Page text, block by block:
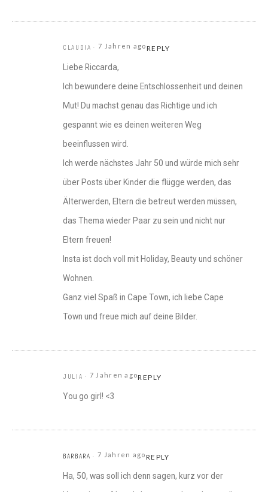
CLAUDIA 7 Jahren agoREPLY
Liebe Riccarda,
Ich bewundere deine Entschlossenheit und deinen
Mut! Du machst genau das Richtige und ich
gespannt wie es deinen weiteren Weg
beeinflussen wird.
Ich werde nächstes Jahr 50 und würde mich sehr
über Posts über Kinder die flügge werden, das
Älterwerden, Eltern die betreut werden müssen,
das Thema wieder Paar zu sein und nicht nur
Eltern freuen!
Insta ist doch voll mit Holiday, Beauty und schöner
Wohnen.
Ganz viel Spaß in Cape Town, ich liebe Cape
Town und freue mich auf deine Bilder.
JULIA 7 Jahren agoREPLY
You go girl! <3
BARBARA 7 Jahren agoREPLY
Ha, 50, was soll ich denn sagen, kurz vor der